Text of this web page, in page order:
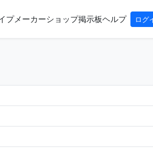
プメーカーショップ掲示板ヘルプ ログ